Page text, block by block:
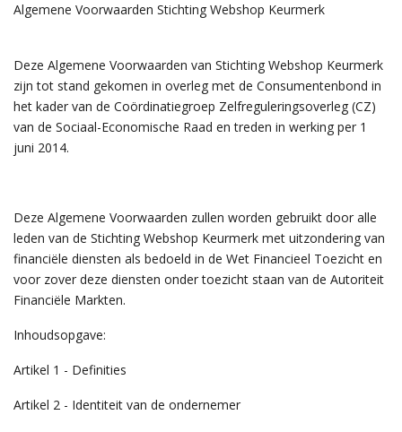
Algemene Voorwaarden Stichting Webshop Keurmerk
Deze Algemene Voorwaarden van Stichting Webshop Keurmerk
zijn tot stand gekomen in overleg met de Consumentenbond in
het kader van de Coördinatiegroep Zelfreguleringsoverleg (CZ)
van de Sociaal-Economische Raad en treden in werking per 1
juni 2014.
Deze Algemene Voorwaarden zullen worden gebruikt door alle
leden van de Stichting Webshop Keurmerk met uitzondering van
financiële diensten als bedoeld in de Wet Financieel Toezicht en
voor zover deze diensten onder toezicht staan van de Autoriteit
Financiële Markten.
Inhoudsopgave:
Artikel 1 - Definities
Artikel 2 - Identiteit van de ondernemer